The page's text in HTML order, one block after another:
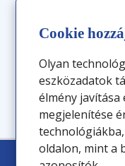
Cookie
Olyan
eszközadatok
élmény javítása
megjelenítése
oldalon, mint a